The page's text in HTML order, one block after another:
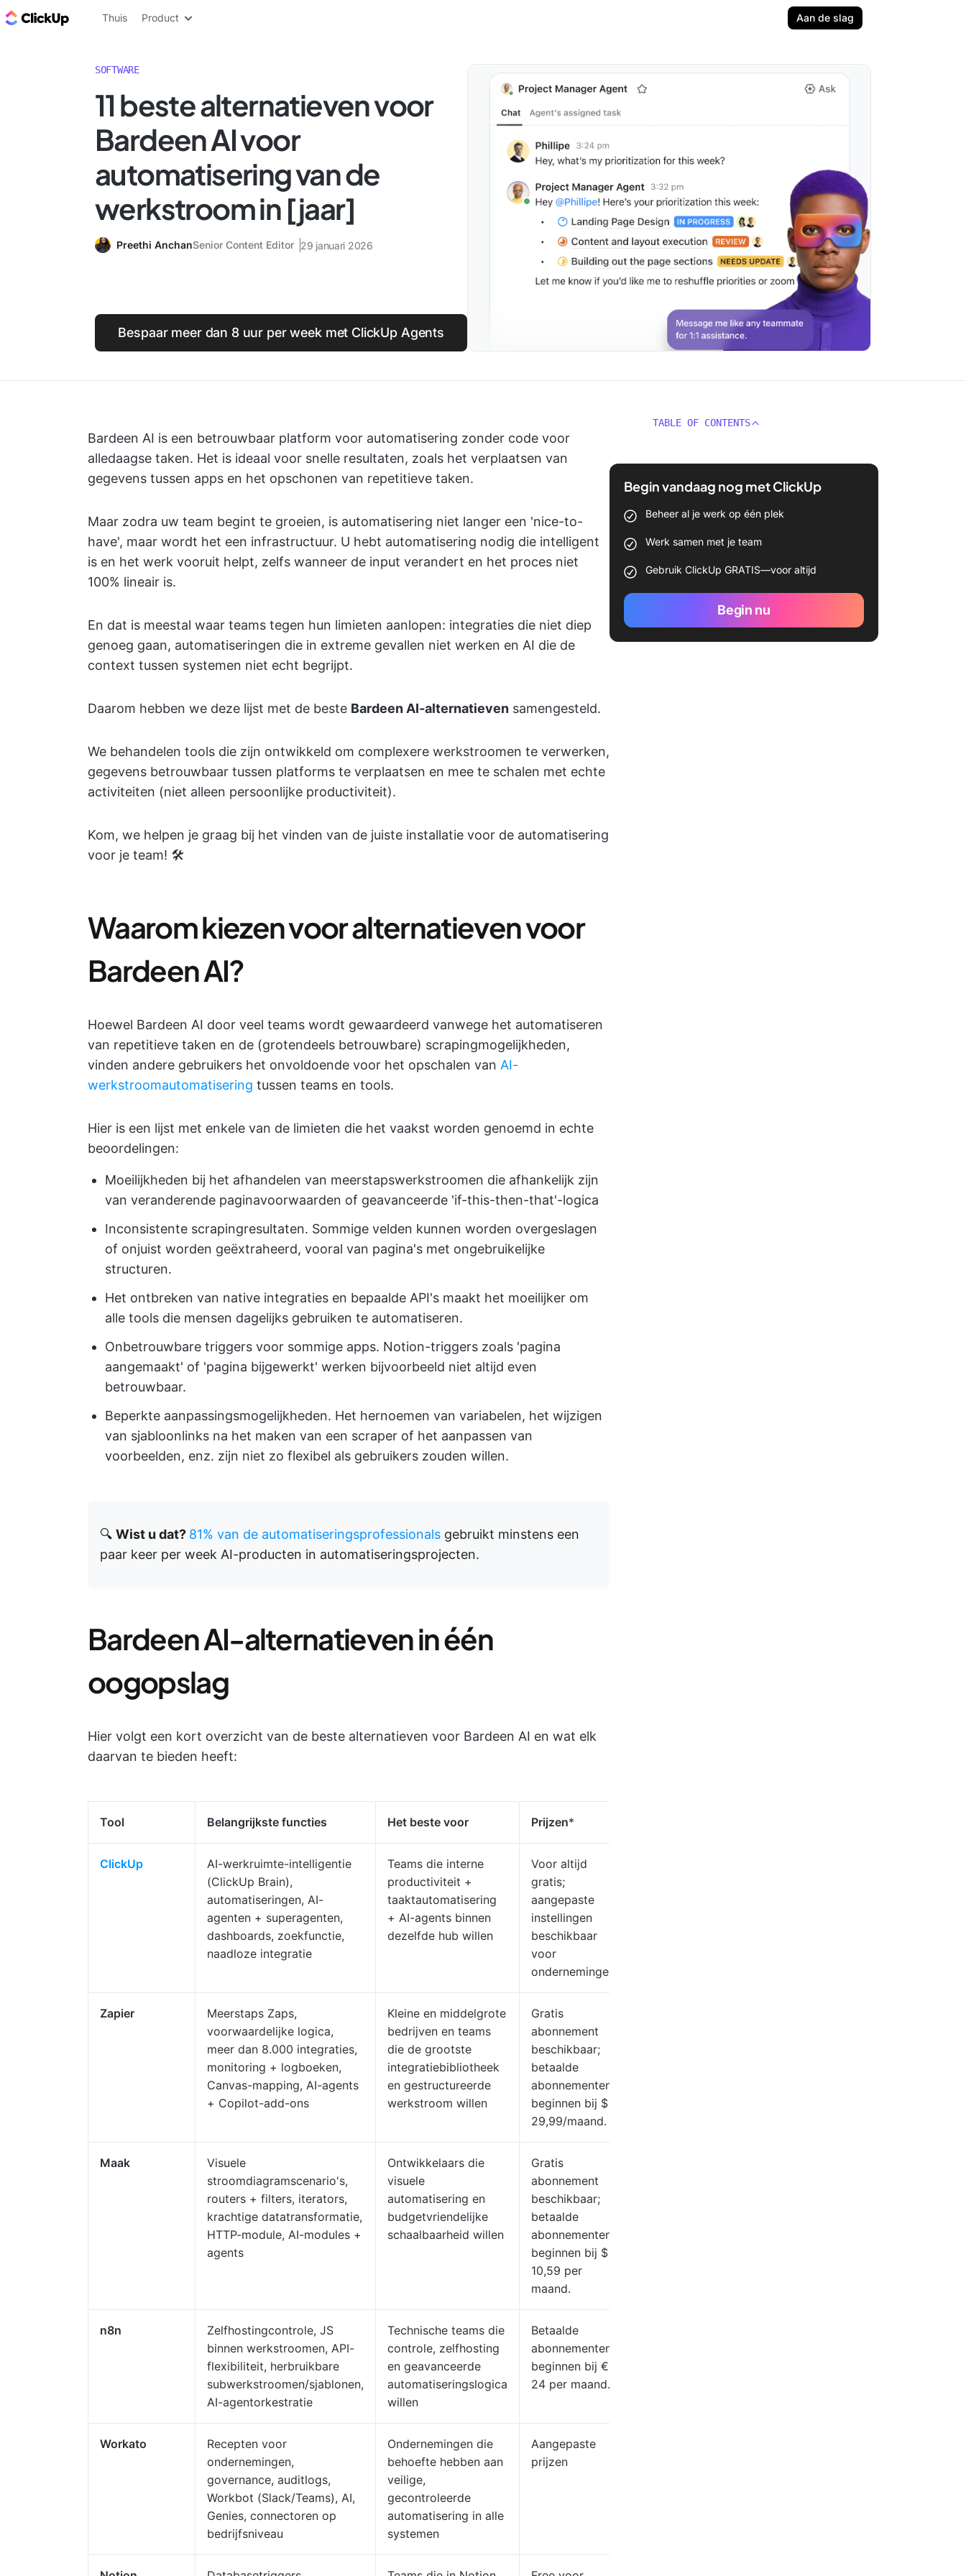
ClickUp Blog
Thuis Product Aan de slag
SOFTWARE
11 beste alternatieven voor
Bardeen AI voor
automatisering van de
werkstroom in [jaar]
Preethi AnchanSenior Content Editor 29 januari 2026
Bespaar meer dan 8 uur per week met ClickUp Agents
Bardeen AI is een betrouwbaar platform voor automatisering zonder code voor
alledaagse taken. Het is ideaal voor snelle resultaten, zoals het verplaatsen van
gegevens tussen apps en het opschonen van repetitieve taken.
Maar zodra uw team begint te groeien, is automatisering niet langer een 'nice-to-
have', maar wordt het een infrastructuur. U hebt automatisering nodig die intelligent
is en het werk vooruit helpt, zelfs wanneer de input verandert en het proces niet
100% lineair is.
En dat is meestal waar teams tegen hun limieten aanlopen: integraties die niet diep
genoeg gaan, automatiseringen die in extreme gevallen niet werken en AI die de
context tussen systemen niet echt begrijpt.
Daarom hebben we deze lijst met de beste Bardeen AI-alternatieven samengesteld.
We behandelen tools die zijn ontwikkeld om complexere werkstroomen te verwerken,
gegevens betrouwbaar tussen platforms te verplaatsen en mee te schalen met echte
activiteiten (niet alleen persoonlijke productiviteit).
Kom, we helpen je graag bij het vinden van de juiste installatie voor de automatisering
voor je team! 🛠️
Waarom kiezen voor alternatieven voor
Bardeen AI?
Hoewel Bardeen AI door veel teams wordt gewaardeerd vanwege het automatiseren
van repetitieve taken en de (grotendeels betrouwbare) scrapingmogelijkheden,
vinden andere gebruikers het onvoldoende voor het opschalen van AI-
werkstroomautomatisering tussen teams en tools.
Hier is een lijst met enkele van de limieten die het vaakst worden genoemd in echte
beoordelingen:
Moeilijkheden bij het afhandelen van meerstapswerkstroomen die afhankelijk zijn
van veranderende paginavoorwaarden of geavanceerde 'if-this-then-that'-logica
Inconsistente scrapingresultaten. Sommige velden kunnen worden overgeslagen
of onjuist worden geëxtraheerd, vooral van pagina's met ongebruikelijke
structuren.
Het ontbreken van native integraties en bepaalde API's maakt het moeilijker om
alle tools die mensen dagelijks gebruiken te automatiseren.
Onbetrouwbare triggers voor sommige apps. Notion-triggers zoals 'pagina
aangemaakt' of 'pagina bijgewerkt' werken bijvoorbeeld niet altijd even
betrouwbaar.
Beperkte aanpassingsmogelijkheden. Het hernoemen van variabelen, het wijzigen
van sjabloonlinks na het maken van een scraper of het aanpassen van
voorbeelden, enz. zijn niet zo flexibel als gebruikers zouden willen.
🔍 Wist u dat? 81% van de automatiseringsprofessionals gebruikt minstens een
paar keer per week AI-producten in automatiseringsprojecten.
Bardeen AI-alternatieven in één
oogopslag
Hier volgt een kort overzicht van de beste alternatieven voor Bardeen AI en wat elk
daarvan te bieden heeft:
Tool Belangrijkste functies Het beste voor Prijzen*
ClickUp
AI-werkruimte-intelligentie
(ClickUp Brain),
automatiseringen, AI-
agenten + superagenten,
dashboards, zoekfunctie,
naadloze integratie
Teams die interne
productiviteit +
taaktautomatisering
+ AI-agents binnen
dezelfde hub willen
Voor altijd
gratis;
aangepaste
instellingen
beschikbaar
voor
ondernemingen
Zapier
Meerstaps Zaps,
voorwaardelijke logica,
meer dan 8.000 integraties,
monitoring + logboeken,
Canvas-mapping, AI-agents
+ Copilot-add-ons
Kleine en middelgrote
bedrijven en teams
die de grootste
integratiebibliotheek
en gestructureerde
werkstroom willen
Gratis
abonnement
beschikbaar;
betaalde
abonnementen
beginnen bij $
29,99/maand.
Maak
Visuele
stroomdiagramscenario's,
routers + filters, iterators,
krachtige datatransformatie,
HTTP-module, AI-modules +
agents
Ontwikkelaars die
visuele
automatisering en
budgetvriendelijke
schaalbaarheid willen
Gratis
abonnement
beschikbaar;
betaalde
abonnementen
beginnen bij $
10,59 per
maand.
n8n
Zelfhostingcontrole, JS
binnen werkstroomen, API-
flexibiliteit, herbruikbare
subwerkstroomen/sjablonen,
AI-agentorkestratie
Technische teams die
controle, zelfhosting
en geavanceerde
automatiseringslogica
willen
Betaalde
abonnementen
beginnen bij €
24 per maand.
Workato
Recepten voor
ondernemingen,
governance, auditlogs,
Workbot (Slack/Teams), AI,
Genies, connectoren op
bedrijfsniveau
Ondernemingen die
behoefte hebben aan
veilige,
gecontroleerde
automatisering in alle
systemen
Aangepaste
prijzen
TABLE OF CONTENTS
Begin vandaag nog met ClickUp
Beheer al je werk op één plek
Werk samen met je team
Gebruik ClickUp GRATIS—voor altijd
Begin nu